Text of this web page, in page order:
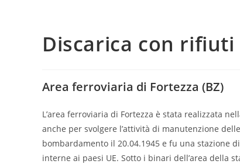
Discarica con
Area ferroviaria di Fortezza (BZ)
L’area ferroviaria di Fortezza è stata realizzata
anche per svolgere l’attività di manutenzione
bombardamento il 20.04.1945 e fu una stazione
interne ai paesi UE. Sotto i binari dell’area della